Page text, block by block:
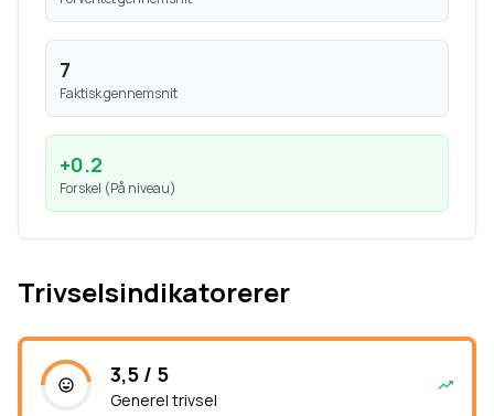
7
Faktisk gennemsnit
+0.2
Forskel (På niveau)
Trivselsindikatorerer
3,5 / 5
Generel trivsel